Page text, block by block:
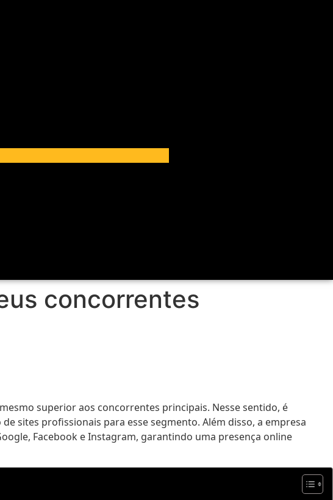
concorrentes
superior aos concorrentes principais. Nesse sentido, é
sites profissionais para esse segmento. Além disso, a empresa
Facebook e Instagram, garantindo uma presença online